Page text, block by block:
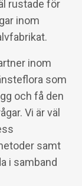
rustade för
inom
inom
som
och få den
Vi är väl
samt
i samband